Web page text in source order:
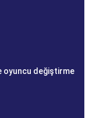
oyuncu değiştirme